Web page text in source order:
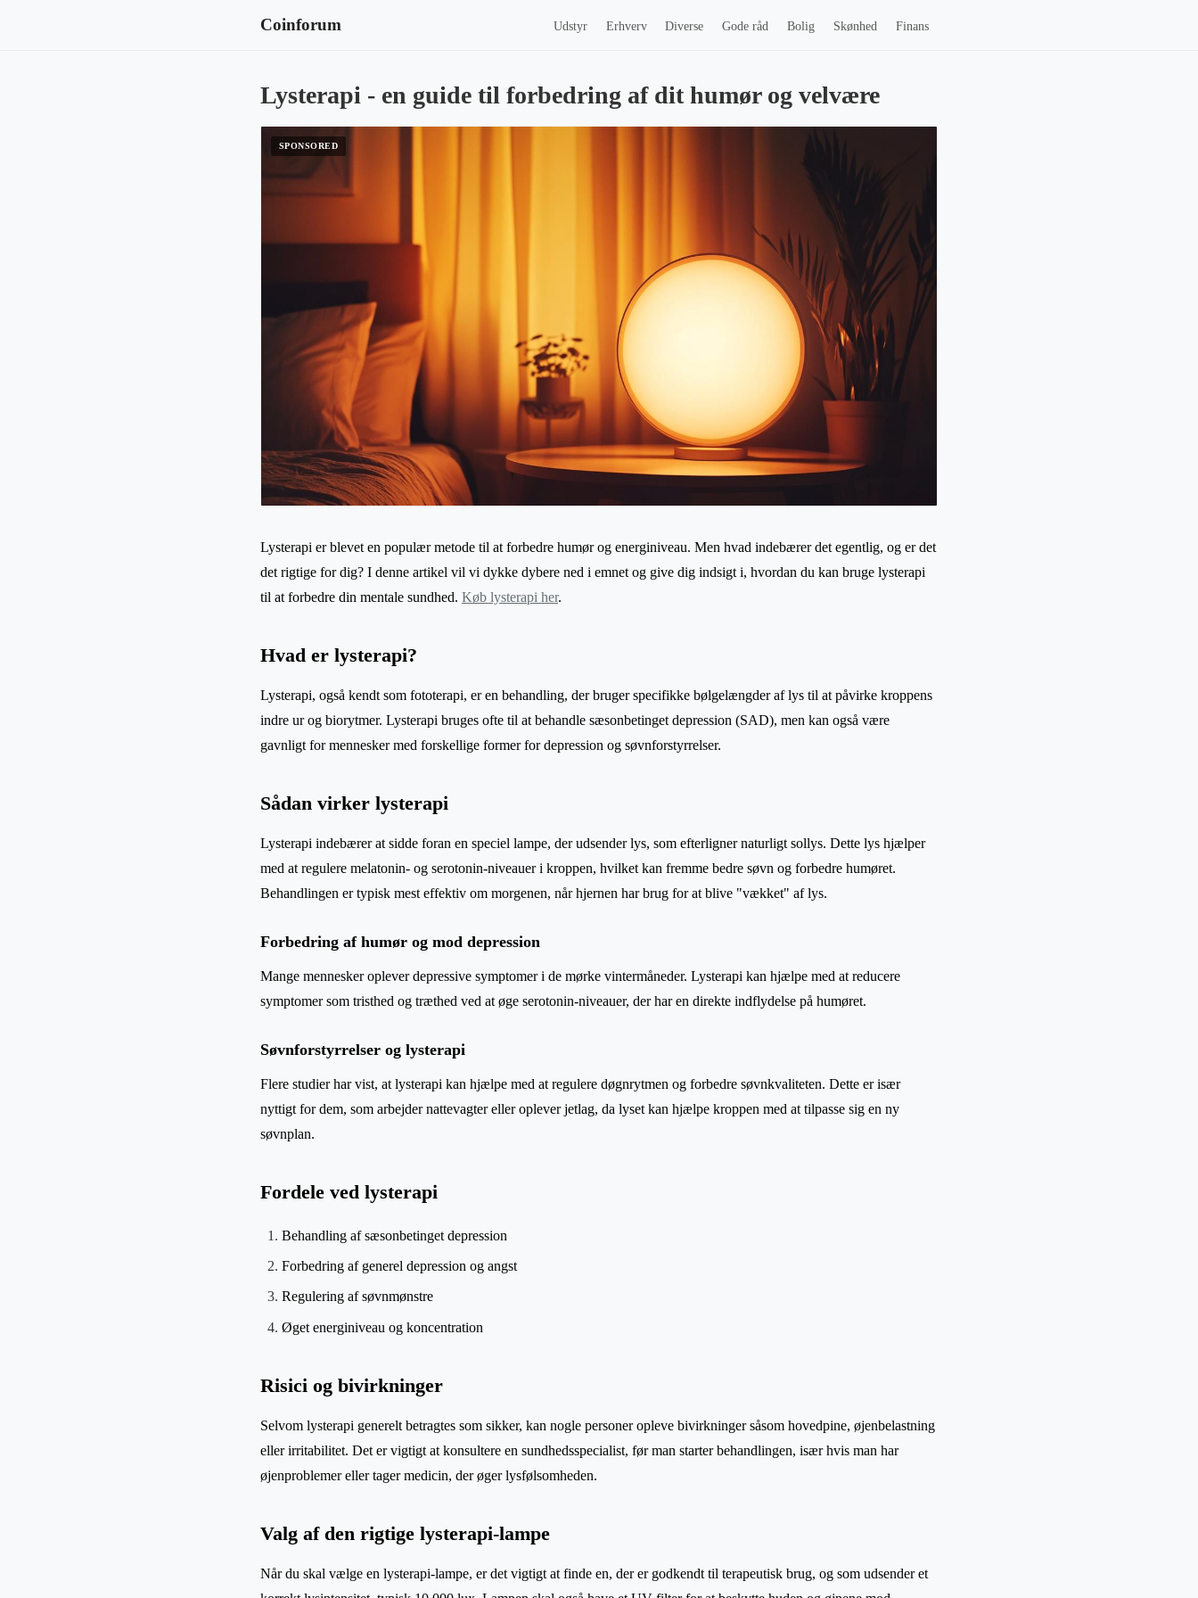
Coinforum Udstyr Erhverv Diverse Gode råd Bolig Skønhed Finans
Lysterapi - en guide til forbedring af dit humør og velvære
Lysterapi er blevet en populær metode til at forbedre humør og energiniveau. Men hvad indebærer det egentlig, og er det
det rigtige for dig? I denne artikel vil vi dykke dybere ned i emnet og give dig indsigt i, hvordan du kan bruge lysterapi
til at forbedre din mentale sundhed. Køb lysterapi her.
Hvad er lysterapi?
Lysterapi, også kendt som fototerapi, er en behandling, der bruger specifikke bølgelængder af lys til at påvirke kroppens
indre ur og biorytmer. Lysterapi bruges ofte til at behandle sæsonbetinget depression (SAD), men kan også være
gavnligt for mennesker med forskellige former for depression og søvnforstyrrelser.
Sådan virker lysterapi
Lysterapi indebærer at sidde foran en speciel lampe, der udsender lys, som efterligner naturligt sollys. Dette lys hjælper
med at regulere melatonin- og serotonin-niveauer i kroppen, hvilket kan fremme bedre søvn og forbedre humøret.
Behandlingen er typisk mest effektiv om morgenen, når hjernen har brug for at blive "vækket" af lys.
Forbedring af humør og mod depression
Mange mennesker oplever depressive symptomer i de mørke vintermåneder. Lysterapi kan hjælpe med at reducere
symptomer som tristhed og træthed ved at øge serotonin-niveauer, der har en direkte indflydelse på humøret.
Søvnforstyrrelser og lysterapi
Flere studier har vist, at lysterapi kan hjælpe med at regulere døgnrytmen og forbedre søvnkvaliteten. Dette er især
nyttigt for dem, som arbejder nattevagter eller oplever jetlag, da lyset kan hjælpe kroppen med at tilpasse sig en ny
søvnplan.
Fordele ved lysterapi
Behandling af sæsonbetinget depression
Forbedring af generel depression og angst
Regulering af søvnmønstre
Øget energiniveau og koncentration
Risici og bivirkninger
Selvom lysterapi generelt betragtes som sikker, kan nogle personer opleve bivirkninger såsom hovedpine, øjenbelastning
eller irritabilitet. Det er vigtigt at konsultere en sundhedsspecialist, før man starter behandlingen, især hvis man har
øjenproblemer eller tager medicin, der øger lysfølsomheden.
Valg af den rigtige lysterapi-lampe
Når du skal vælge en lysterapi-lampe, er det vigtigt at finde en, der er godkendt til terapeutisk brug, og som udsender et